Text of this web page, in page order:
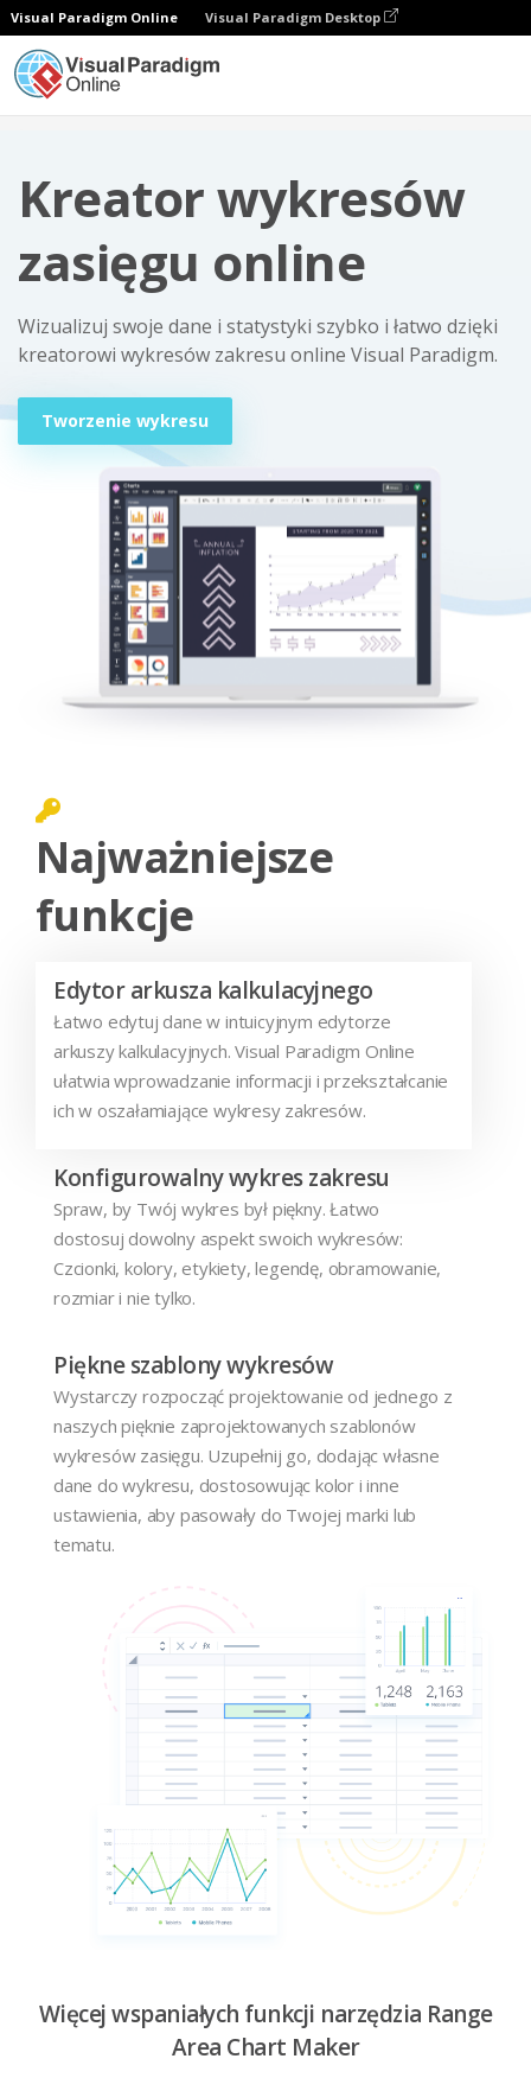
Visual Paradigm Online Visual Paradigm Desktop
Kreator wykresów
zasięgu online
Wizualizuj swoje dane i statystyki szybko i łatwo dzięki
kreatorowi wykresów zakresu online Visual Paradigm.
Tworzenie wykresu
Najważniejsze
funkcje
Edytor arkusza kalkulacyjnego
Łatwo edytuj dane w intuicyjnym edytorze
arkuszy kalkulacyjnych. Visual Paradigm Online
ułatwia wprowadzanie informacji i przekształcanie
ich w oszałamiające wykresy zakresów.
Konfigurowalny wykres zakresu
Spraw, by Twój wykres był piękny. Łatwo
dostosuj dowolny aspekt swoich wykresów:
Czcionki, kolory, etykiety, legendę, obramowanie,
rozmiar i nie tylko.
Piękne szablony wykresów
Wystarczy rozpocząć projektowanie od jednego z
naszych pięknie zaprojektowanych szablonów
wykresów zasięgu. Uzupełnij go, dodając własne
dane do wykresu, dostosowując kolor i inne
ustawienia, aby pasowały do Twojej marki lub
tematu.
Więcej wspaniałych funkcji narzędzia Range
Area Chart Maker